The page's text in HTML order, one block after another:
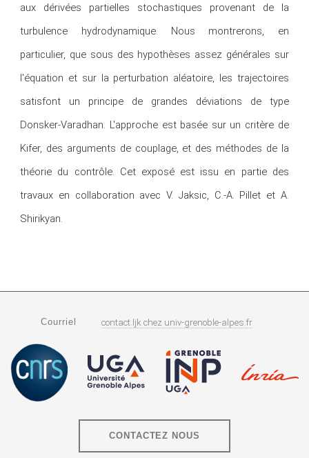
aux dérivées partielles stochastiques provenant de la
turbulence hydrodynamique. Nous montrerons, en
particulier, que sous des hypothèses assez générales sur
l'équation et sur la perturbation aléatoire, les trajectoires
satisfont un principe de grandes déviations de type
Donsker-Varadhan. L'approche est basée sur un critère de
Kifer, des arguments de couplage, et des méthodes de la
théorie du contrôle. Cet exposé est issu en partie des
travaux en collaboration avec V. Jaksic, C.-A. Pillet et A.
Shirikyan.
Courriel contact.ljk chez univ-grenoble-alpes.fr
CONTACTEZ NOUS